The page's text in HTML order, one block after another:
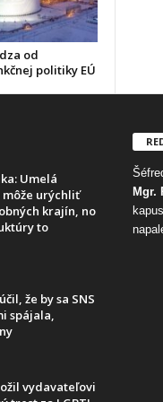
od
politiky EÚ
Umelá
urýchliť
krajín, no
to
že by sa SNS
spájala,
vydavateľovi
Mgr.